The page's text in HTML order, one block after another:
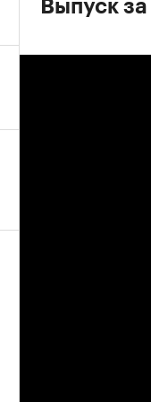
Выпуск